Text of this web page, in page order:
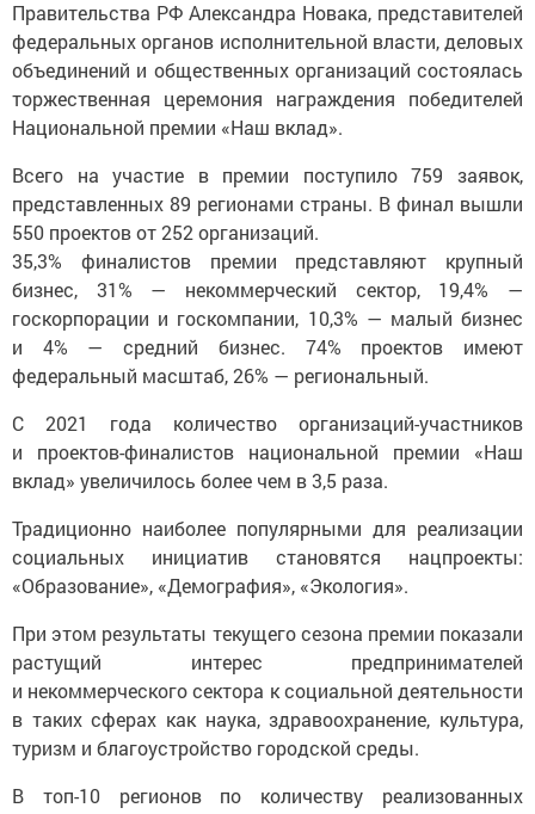
федеральных органов исполнительной власти, деловых
объединений и общественных организаций состоялась
торжественная церемония награждения победителей
Национальной премии «Наш вклад».
представленных 89 регионами страны. В финал вышли
550 проектов от 252 организаций.
35,3% финалистов премии представляют крупный
бизнес, 31% — некоммерческий сектор, 19,4% —
госкорпорации и госкомпании, 10,3% — малый бизнес
и 4% — средний бизнес. 74% проектов имеют
федеральный масштаб, 26% — региональный.
и проектов-финалистов национальной премии «Наш
вклад» увеличилось более чем в 3,5 раза.
социальных инициатив становятся нацпроекты:
«Образование», «Демография», «Экология».
растущий интерес предпринимателей
и некоммерческого сектора к социальной деятельности
в таких сферах как наука, здравоохранение, культура,
туризм и благоустройство городской среды.
проектов входят: Москва (226), Санкт-Петербург (182),